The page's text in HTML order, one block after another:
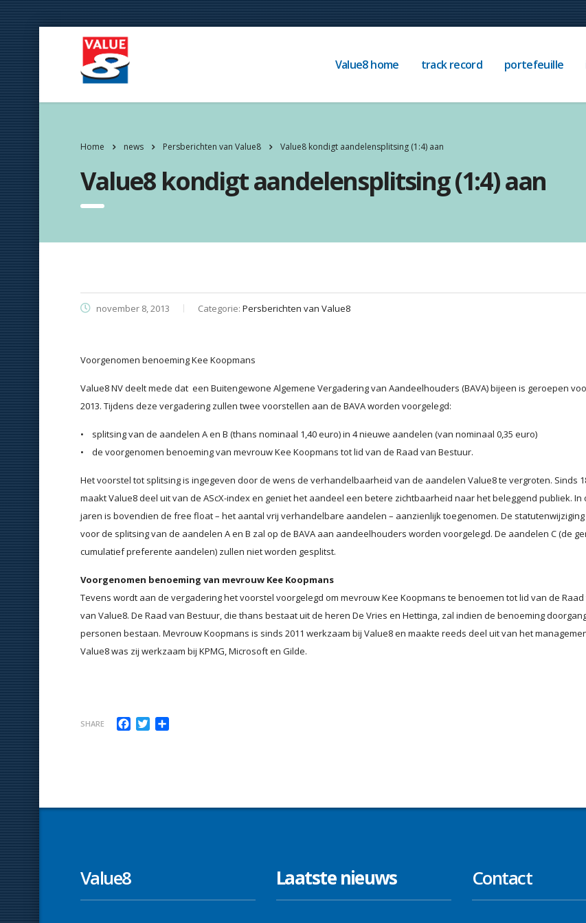
Value8 home track record portefeuille
Home news Persberichten van Value8 Value8 kondigt aandelensplitsing (1:4) aan
Value8 kondigt aandelensplitsing (1:4) aan
november 8, 2013 Categorie: Persberichten van Value8
Voorgenomen benoeming Kee Koopmans
Value8 NV deelt mede dat een Buitengewone Algemene Vergadering van Aandeelhouders (BAVA) bijeen is geroepen
2013. Tijdens deze vergadering zullen twee voorstellen aan de BAVA worden voorgelegd:
• splitsing van de aandelen A en B (thans nominaal 1,40 euro) in 4 nieuwe aandelen (van nominaal 0,35 euro)
• de voorgenomen benoeming van mevrouw Kee Koopmans tot lid van de Raad van Bestuur.
Het voorstel tot splitsing is ingegeven door de wens de verhandelbaarheid van de aandelen Value8 te vergroten. Sinds
maakt Value8 deel uit van de AScX-index en geniet het aandeel een betere zichtbaarheid naar het beleggend publiek. In
jaren is bovendien de free float – het aantal vrij verhandelbare aandelen – aanzienlijk toegenomen. De
voor de splitsing van de aandelen A en B zal op de BAVA aan aandeelhouders worden voorgelegd. De aandelen C (de
cumulatief preferente aandelen) zullen niet worden gesplitst.
Voorgenomen benoeming van mevrouw Kee Koopmans
Tevens wordt aan de vergadering het voorstel voorgelegd om mevrouw Kee Koopmans te benoemen tot lid van de
van Value8. De Raad van Bestuur, die thans bestaat uit de heren De Vries en Hettinga, zal indien de benoeming
personen bestaan. Mevrouw Koopmans is sinds 2011 werkzaam bij Value8 en maakte reeds deel uit van het
Value8 was zij werkzaam bij KPMG, Microsoft en Gilde.
SHARE Facebook
Twitter
Value8 Laatste nieuws Contact